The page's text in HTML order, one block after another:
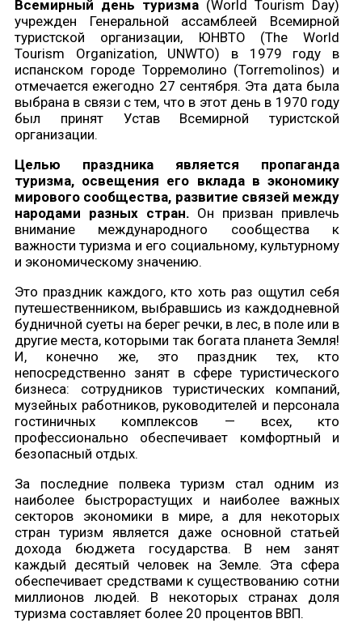
Всемирный день туризма (World Tourism Day)
учрежден Генеральной ассамблеей Всемирной
туристской организации, ЮНВТО (The World
Tourism Organization, UNWTO) в 1979 году в
испанском городе Торремолино (Torremolinos) и
отмечается ежегодно 27 сентября. Эта дата была
выбрана в связи с тем, что в этот день в 1970 году
был принят Устав Всемирной туристской
организации.
Целью праздника является пропаганда
туризма, освещения его вклада в экономику
мирового сообщества, развитие связей между
народами разных стран. Он призван привлечь
внимание международного сообщества к
важности туризма и его социальному, культурному
и экономическому значению.
Это праздник каждого, кто хоть раз ощутил себя
путешественником, выбравшись из каждодневной
будничной суеты на берег речки, в лес, в поле или в
другие места, которыми так богата планета Земля!
И, конечно же, это праздник тех, кто
непосредственно занят в сфере туристического
бизнеса: сотрудников туристических компаний,
музейных работников, руководителей и персонала
гостиничных комплексов — всех, кто
профессионально обеспечивает комфортный и
безопасный отдых.
За последние полвека туризм стал одним из
наиболее быстрорастущих и наиболее важных
секторов экономики в мире, а для некоторых
стран туризм является даже основной статьей
дохода бюджета государства. В нем занят
каждый десятый человек на Земле. Эта сфера
обеспечивает средствами к существованию сотни
миллионов людей. В некоторых странах доля
туризма составляет более 20 процентов ВВП.